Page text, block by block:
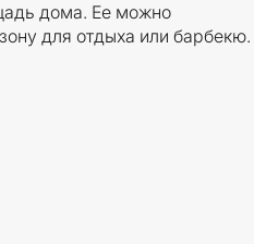
дома. Ее можно
для отдыха или барбекю.